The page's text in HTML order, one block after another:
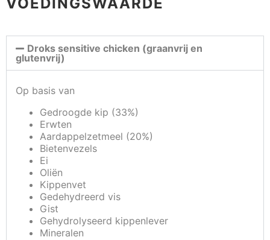
Droks sensitive chicken (graanvrij en
glutenvrij)
Op basis van
Gedroogde kip (33%)
Erwten
Aardappelzetmeel (20%)
Bietenvezels
Ei
Oliën
Kippenvet
Gedehydreerd vis
Gist
Gehydrolyseerd kippenlever
Mineralen